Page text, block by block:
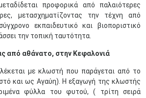
προφορικά από παλαιότερες
μετασχηματίζοντας την τέχνη από
εκπαιδευτικό και βιοποριστικό
την τοπική ταυτότητα.
από αθάνατο, στην Κεφαλονιά
με κλωστή που παράγεται από το
και ως Αγαύη). Η εξαγωγή της κλωστής
φύλλα του φυτού, ( τρίτη σειρά